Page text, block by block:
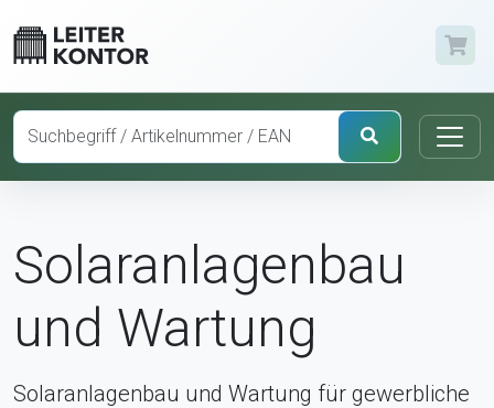
Solaranlagenbau
und Wartung
Solaranlagenbau und Wartung für gewerbliche